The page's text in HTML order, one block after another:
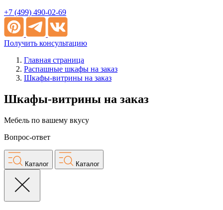
+7 (499) 490-02-69
Получить консультацию
Главная страница
Распашные шкафы на заказ
Шкафы-витрины на заказ
Шкафы-витрины на заказ
Мебель по вашему вкусу
Вопрос-ответ
Каталог Каталог